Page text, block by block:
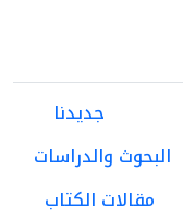
جديدنا
البحوث والدراسات
مقالات الكتاب